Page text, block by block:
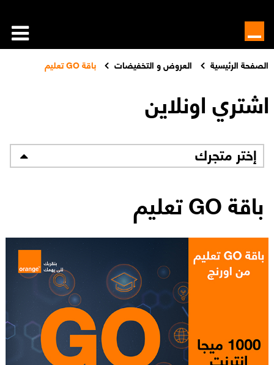
الصفحة الرئيسية العروض و التخفيضات باقة GO تعليم
اشتري اونلاين
إختر متجرك
باقة GO تعليم